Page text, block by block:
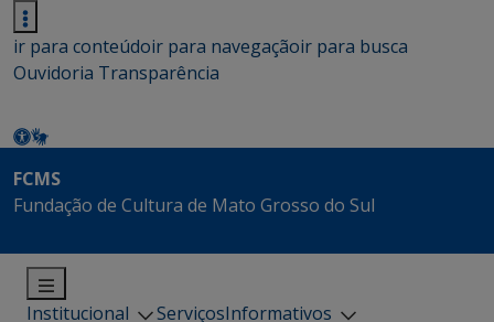
ir para conteúdoir para navegaçãoir para busca
Ouvidoria Transparência
FCMS
Fundação de Cultura de Mato Grosso do Sul
Institucional ServiçosInformativos